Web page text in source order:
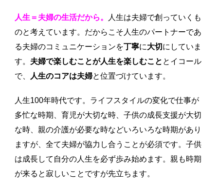
人生＝夫婦の生活だから。
人生は夫婦で創っていくも
のと考えています。だからこそ人生のパートナーであ
る夫婦のコミュニケーションを丁寧に大切にしていま
す。 夫婦で楽しむことが人生を楽しむこと とイコール
で、
人生のコアは夫婦と位置づけています。
人生100年時代です。ライフスタイルの変化で仕事が
多忙な時期、育児が大切な時、子供の成長支援が大切
な時、親の介護が必要な時などいろいろな時期があり
ますが、全て夫婦が協力し合うことが必須です。子供
は成長して自分の人生を必ず歩み始めます。親も時期
が来ると寂しいことですが先立ちます。